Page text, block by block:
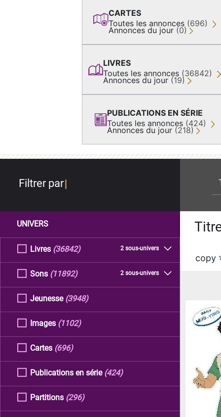
CARTES
Toutes les annonces (696)
Annonces du jour (0)
LIVRES
Toutes les annonces (36842)
Annonces du jour (19)
PUBLICATIONS EN SÉRIE
Toutes les annonces (424)
Annonces du jour (218)
Filtrer par
UNIVERS
Livres 2 sous-univers
(36842)
Sons 2 sous-univers
(11892)
Jeunesse (3948)
Images (1102)
Cartes (696)
Publications en série (424)
Partitions (296)
copy